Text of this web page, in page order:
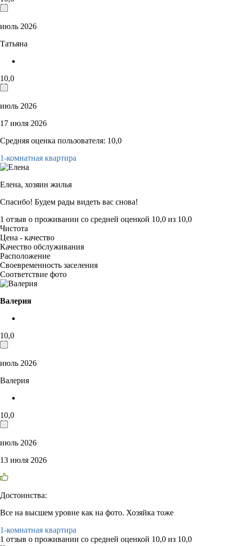
июль 2026
Татьяна
10,0
июль 2026
17 июля 2026
Средняя оценка пользователя: 10,0
1-комнатная квартира
Елена, хозяин жилья
Спасибо! Будем рады видеть вас снова!
1 отзыв о проживании со средней оценкой 10,0 из 10,0
Чистота
Цена - качество
Качество обслуживания
Расположение
Своевременность заселения
Соответствие фото
Валерия
10,0
июль 2026
Валерия
10,0
июль 2026
13 июля 2026
Достоинства:
Все на высшем уровне как на фото. Хозяйка тоже
1-комнатная квартира
1 отзыв о проживании со средней оценкой 10,0 из 10,0